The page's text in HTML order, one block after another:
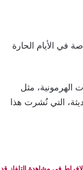
في الأيام الحارة
الهرمونية، مثل
التي نُشرت هذا